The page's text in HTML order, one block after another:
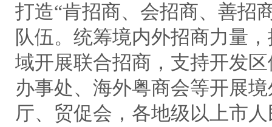
打造“肯招商、会招商、善招
队伍。统筹境内外招商力量
域开展联合招商，支持开发
办事处、海外粤商会等开展
厅、贸促会，各地级以上市